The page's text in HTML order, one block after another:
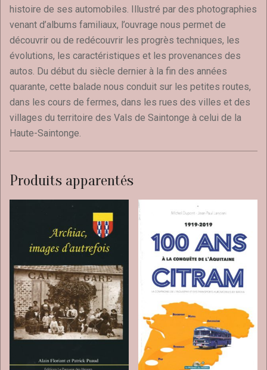
histoire de ses automobiles. Illustré par des photographies
venant d’albums familiaux, l’ouvrage nous permet de
découvrir ou de redécouvrir les progrès techniques, les
évolutions, les caractéristiques et les provenances des
autos. Du début du siècle dernier à la fin des années
quarante, cette balade nous conduit sur les petites routes,
dans les cours de fermes, dans les rues des villes et des
villages du territoire des Vals de Saintonge à celui de la
Haute-Saintonge.
Produits apparentés